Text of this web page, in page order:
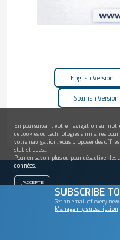
En poursuivant votre navigation sur
de cookies ou technologies similaires
votre navigation, vous proposer des
statistiques...
Pour en savoir plus ou pour désactiver les
données.
English Version
Spanish Version
SUBSCRIBE
Get an email of every
Manage my subscription